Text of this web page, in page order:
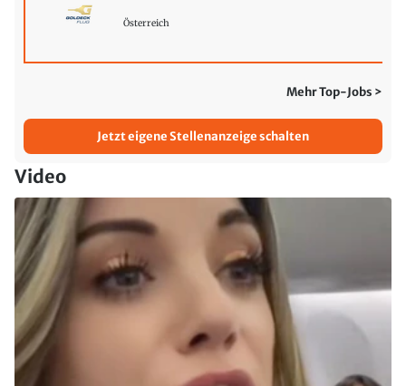
Österreich
Mehr Top-Jobs >
Jetzt eigene Stellenanzeige schalten
Video